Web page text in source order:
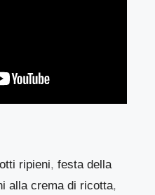
ripieni,festa della
alla crema di ricotta,